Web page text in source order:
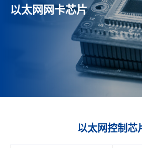
以太网网卡芯片
以太网控制芯